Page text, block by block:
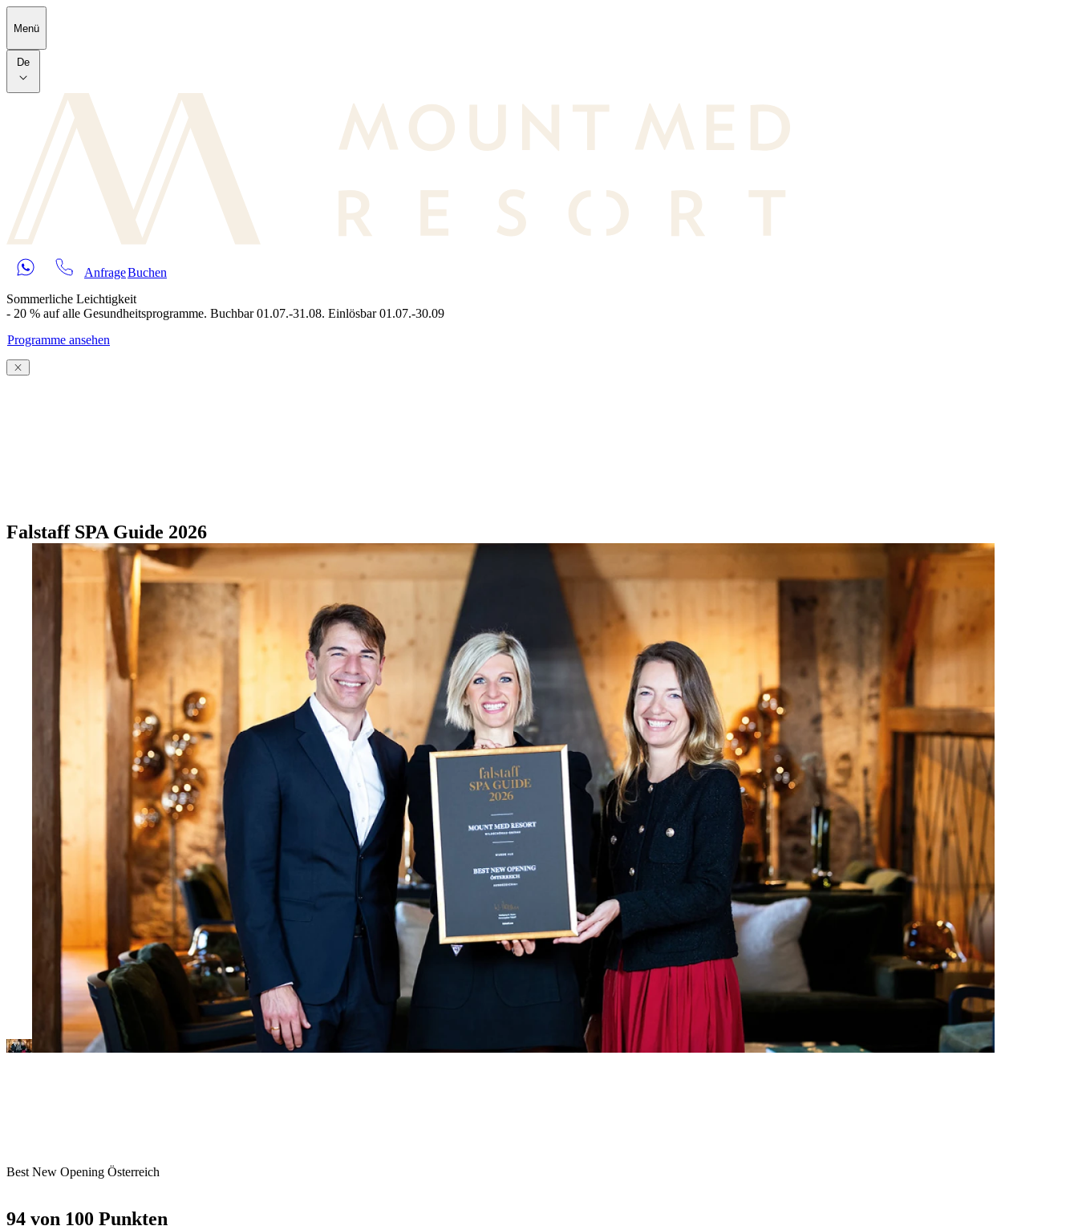
Skip to main content
Menü
De
AnfrageBuchen
Sommerliche Leichtigkeit
- 20 % auf alle Gesundheitsprogramme. Buchbar 01.07.-31.08. Einlösbar 01.07.-30.09
Programme ansehen
Falstaff SPA Guide 2026
Best New Opening Österreich
94 von 100 Punkten